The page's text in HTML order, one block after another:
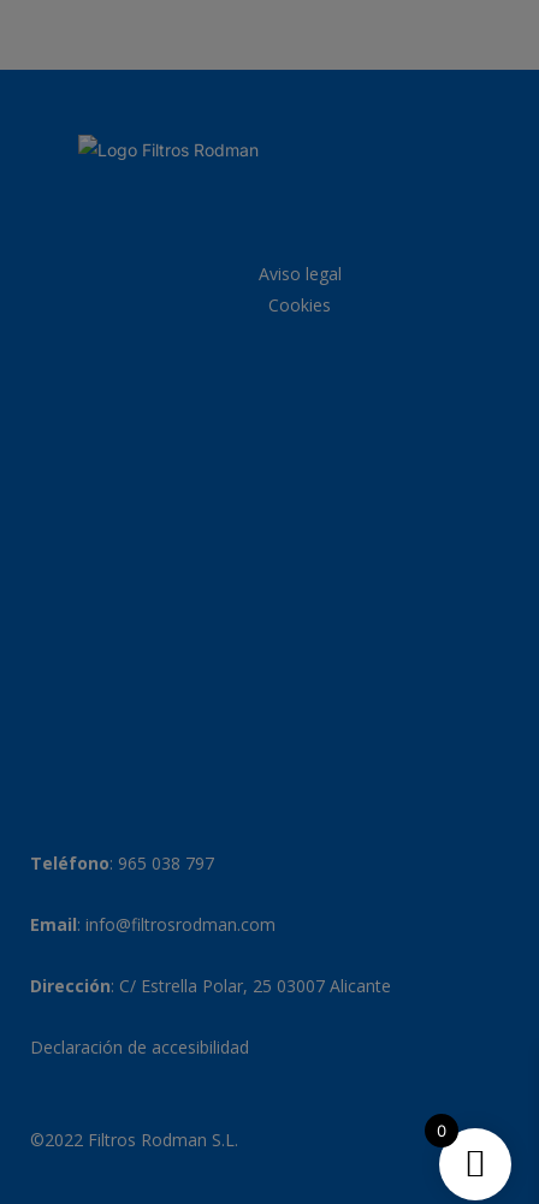
Aviso legal
Cookies
Teléfono: 965 038 797
Email: info@filtrosrodman.com
Dirección: C/ Estrella Polar, 25 03007 Alicante
Declaración de accesibilidad
©2022 Filtros Rodman S.L. 0